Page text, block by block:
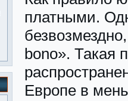
платными.
bono». Такая
Европе в